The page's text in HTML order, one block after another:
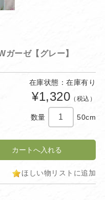
ガーゼ【グレー】
在庫状態：在庫有り
¥1,320 （税込）
数量 50cm
ほしい物リストに追加